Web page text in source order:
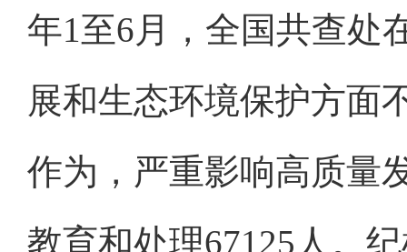
年1至6月，全国共查处
展和生态环境保护方面
作为，严重影响高质量
教育和处理67125人。